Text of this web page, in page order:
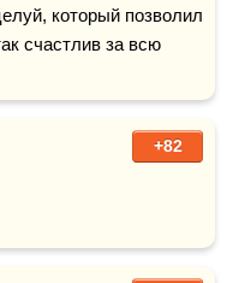
который позволил
счастлив за всю
+82